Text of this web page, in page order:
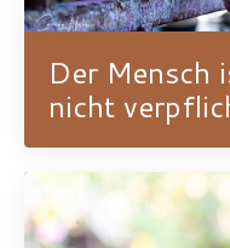
Der Mensch
nicht